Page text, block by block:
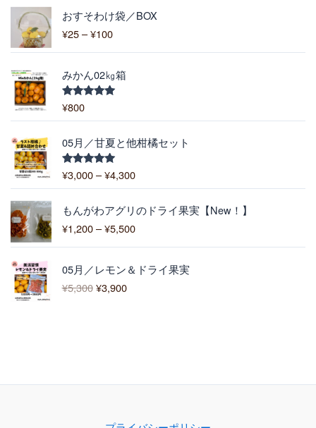
1
6
4
0
おすそわけ袋／BOX
¥25 –¥100
価
格
帯
:
¥
2
5
1
0
0
みかん02㎏箱
5段階中
¥800
05月／甘夏と他柑橘セット
5段階中
5.00
¥3,000 –¥4,300
価
格
:
3
,
0
もんがわアグリのドライ果実【New！】
¥1,200 –¥5,500
格
帯
:
1
5
05月／レモン＆ドライ果実
¥5,300
元
の
価
3
¥3,900
現
在
の
,